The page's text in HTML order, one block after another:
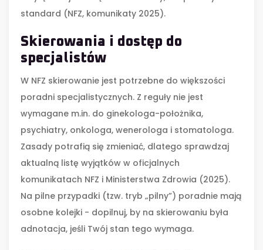
standard (NFZ, komunikaty 2025).
Skierowania i dostęp do
specjalistów
W NFZ skierowanie jest potrzebne do większości
poradni specjalistycznych. Z reguły nie jest
wymagane m.in. do ginekologa-położnika,
psychiatry, onkologa, wenerologa i stomatologa.
Zasady potrafią się zmieniać, dlatego sprawdzaj
aktualną listę wyjątków w oficjalnych
komunikatach NFZ i Ministerstwa Zdrowia (2025).
Na pilne przypadki (tzw. tryb „pilny”) poradnie mają
osobne kolejki - dopilnuj, by na skierowaniu była
adnotacja, jeśli Twój stan tego wymaga.